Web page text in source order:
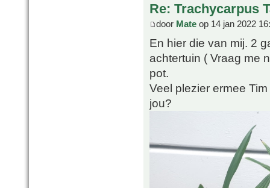
Re: Trachycarpus
door Mate op 14 jan 2022
En hier die van mij. 2
achtertuin ( Vraag me
pot.
Veel plezier ermee
jou?